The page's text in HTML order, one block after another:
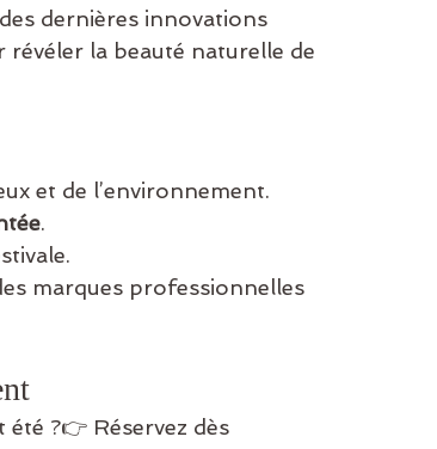
dernières innovations
révéler la beauté naturelle de
et de l’environnement.
.
marques professionnelles
été ?👉 Réservez dès